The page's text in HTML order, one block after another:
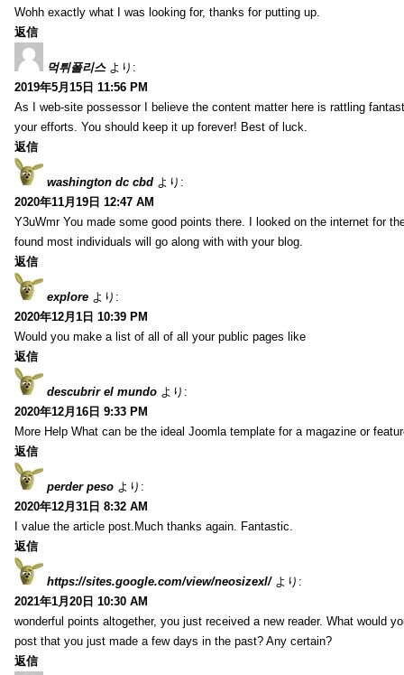
Wohh exactly what I was looking for, thanks for putting up.
返信
먹튀폴리스 より:
2019年5月15日 11:56 PM
As I web-site possessor I believe the content matter here is rattling
your efforts. You should keep it up forever! Best of luck.
返信
washington dc cbd より:
2020年11月19日 12:47 AM
Y3uWmr You made some good points there. I looked on the internet for
found most individuals will go along with with your blog.
返信
explore より:
2020年12月1日 10:39 PM
Would you make a list of all of all your public pages like
返信
descubrir el mundo より:
2020年12月16日 9:33 PM
More Help What can be the ideal Joomla template for a magazine or
返信
perder peso より:
2020年12月31日 8:32 AM
I value the article post.Much thanks again. Fantastic.
返信
https://sites.google.com/view/neosizexl/ より:
2021年1月20日 10:30 AM
wonderful points altogether, you just received a new reader. What would
post that you just made a few days in the past? Any certain?
返信